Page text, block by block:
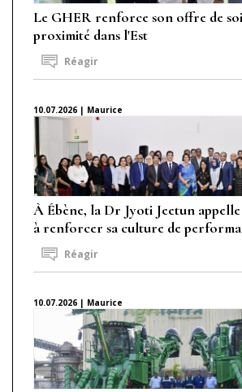
Le GHER renforce son offre de
proximité dans l'Est
Réagir
10.07.2026 | Maurice
À Ébène, la Dr Jyoti Jeetun
à renforcer sa culture de
Réagir
10.07.2026 | Maurice